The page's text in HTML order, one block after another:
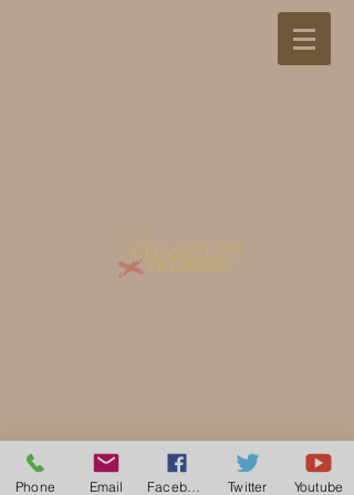
Phone Email Twitter Youtube